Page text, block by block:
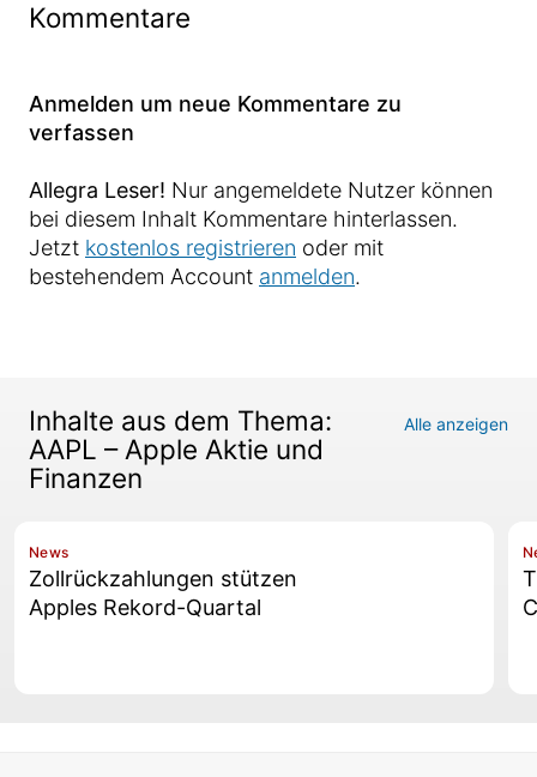
Kommentare
Anmelden um neue Kommentare zu
verfassen
Allegra Leser! Nur angemeldete Nutzer können
bei diesem Inhalt Kommentare hinterlassen.
Jetzt kostenlos registrieren oder mit
bestehendem Account anmelden.
Inhalte aus dem Thema:
AAPL – Apple Aktie und
Finanzen
Alle anzeigen
News
Zollrückzahlungen stützen
Apples Rekord-Quartal